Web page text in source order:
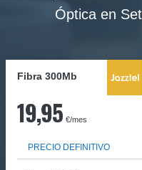
Óptica en
Fibra 300Mb
19,95 €/mes
PRECIO DEFINITIVO